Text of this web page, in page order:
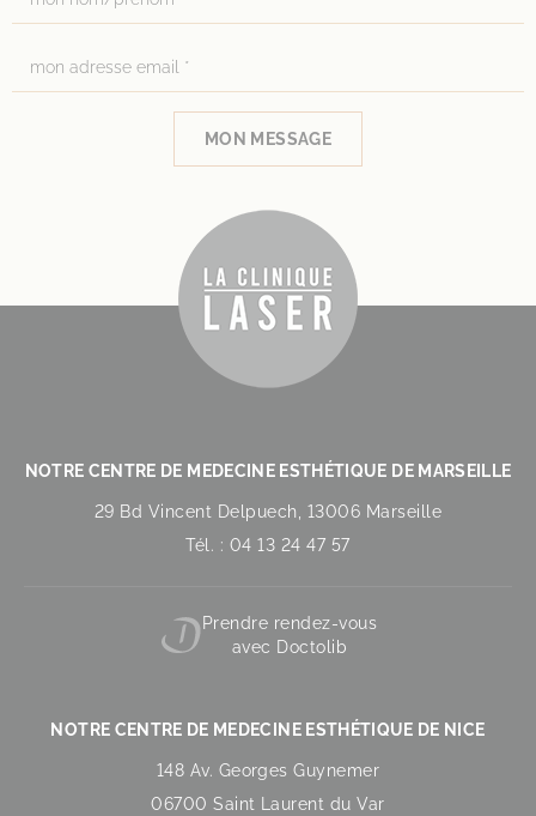
MON MESSAGE
NOTRE CENTRE DE MEDECINE ESTHÉTIQUE DE MARSEILLE
29 Bd Vincent Delpuech, 13006 Marseille
Tél. : 04 13 24 47 57
Prendre rendez-vous
avec Doctolib
NOTRE CENTRE DE MEDECINE ESTHÉTIQUE DE NICE
148 Av. Georges Guynemer
06700 Saint Laurent du Var